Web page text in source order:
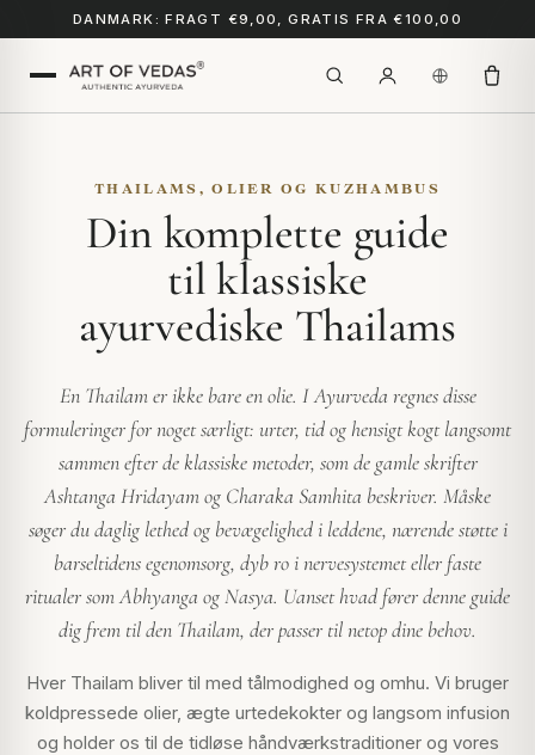
DANMARK: FRAGT €9,00, GRATIS FRA €100,00
THAILAMS, OLIER OG KUZHAMBUS
Din komplette guide
til klassiske
ayurvediske Thailams
En Thailam er ikke bare en olie. I Ayurveda regnes disse
formuleringer for noget særligt: urter, tid og hensigt kogt langsomt
sammen efter de klassiske metoder, som de gamle skrifter
Ashtanga Hridayam og Charaka Samhita beskriver. Måske
søger du daglig lethed og bevægelighed i leddene, nærende støtte i
barseltidens egenomsorg, dyb ro i nervesystemet eller faste
ritualer som Abhyanga og Nasya. Uanset hvad fører denne guide
dig frem til den Thailam, der passer til netop dine behov.
Hver Thailam bliver til med tålmodighed og omhu. Vi bruger
koldpressede olier, ægte urtedekokter og langsom infusion
og holder os til de tidløse håndværkstraditioner og vores